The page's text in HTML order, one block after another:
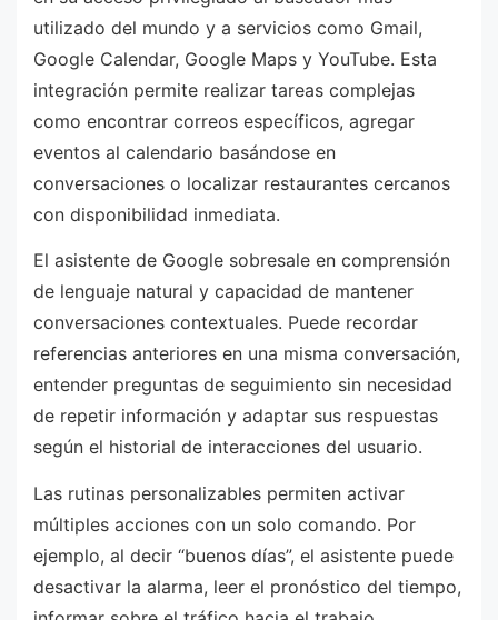
utilizado del mundo y a servicios como Gmail,
Google Calendar, Google Maps y YouTube. Esta
integración permite realizar tareas complejas
como encontrar correos específicos, agregar
eventos al calendario basándose en
conversaciones o localizar restaurantes cercanos
con disponibilidad inmediata.
El asistente de Google sobresale en comprensión
de lenguaje natural y capacidad de mantener
conversaciones contextuales. Puede recordar
referencias anteriores en una misma conversación,
entender preguntas de seguimiento sin necesidad
de repetir información y adaptar sus respuestas
según el historial de interacciones del usuario.
Las rutinas personalizables permiten activar
múltiples acciones con un solo comando. Por
ejemplo, al decir “buenos días”, el asistente puede
desactivar la alarma, leer el pronóstico del tiempo,